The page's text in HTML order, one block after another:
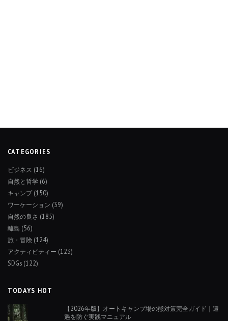
CATEGORIES
ビジネス (16)
自然と哲学 (6)
キャンプ(150)
ワーケーション (39)
自然の良さ (185)
離島 (56)
旅・冒険 (124)
アクティビティー (123)
SDGs (122)
TODAYS HOT
【2026年版】オートキャンプ場の熊対策完全ガイド｜遭
遇を防ぐ実践マニュアル